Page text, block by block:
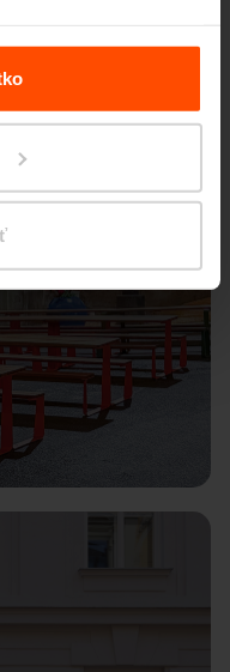
Zásady zpracování